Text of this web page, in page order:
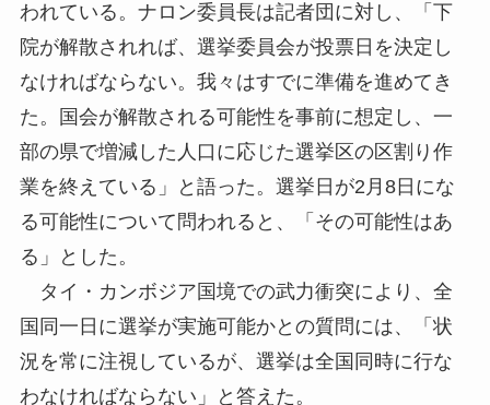
われている。ナロン委員長は記者団に対し、「下
院が解散されれば、選挙委員会が投票日を決定し
なければならない。我々はすでに準備を進めてき
た。国会が解散される可能性を事前に想定し、一
部の県で増減した人口に応じた選挙区の区割り作
業を終えている」と語った。選挙日が2月8日にな
る可能性について問われると、「その可能性はあ
る」とした。
タイ・カンボジア国境での武力衝突により、全
国同一日に選挙が実施可能かとの質問には、「状
況を常に注視しているが、選挙は全国同時に行な
わなければならない」と答えた。